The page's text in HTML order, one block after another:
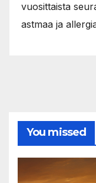
vuosittaista
astmaa ja
You missed